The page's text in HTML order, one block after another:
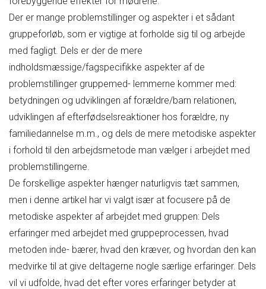
Der er mange problemstillinger og aspekter i et sådant
gruppeforløb, som er vigtige at forholde sig til og arbejde
med fagligt. Dels er der de mere
indholdsmæssige/fagspecifikke aspekter af de
problemstillinger gruppemed- lemmerne kommer med:
betydningen og udviklingen af forældre/barn relationen,
udviklingen af efterfødselsreaktioner hos forældre, ny
familiedannelse m.m., og dels de mere metodiske aspekter
i forhold til den arbejdsmetode man vælger i arbejdet med
problemstillingerne.
De forskellige aspekter hænger naturligvis tæt sammen,
men i denne artikel har vi valgt især at focusere på de
metodiske aspekter af arbejdet med gruppen: Dels
erfaringer med arbejdet med gruppeprocessen, hvad
metoden inde- bærer, hvad den kræver, og hvordan den kan
medvirke til at give deltagerne nogle særlige erfaringer. Dels
vil vi udfolde, hvad det efter vores erfaringer betyder at